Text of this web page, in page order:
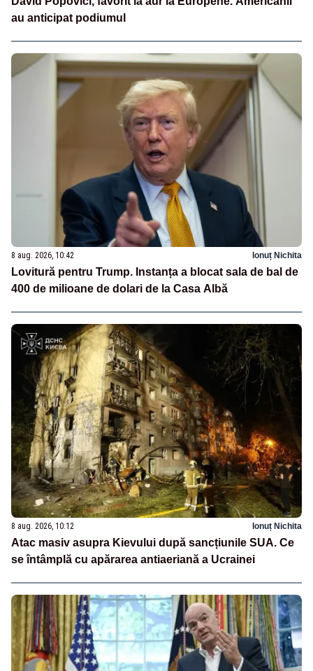
au anticipat podiumul
8 aug. 2026, 10:42 Ionuț Nichita
Lovitură pentru Trump. Instanța a blocat sala de bal de
400 de milioane de dolari de la Casa Albă
8 aug. 2026, 10:12 Ionuț Nichita
Atac masiv asupra Kievului după sancțiunile SUA. Ce
se întâmplă cu apărarea antiaeriană a Ucrainei